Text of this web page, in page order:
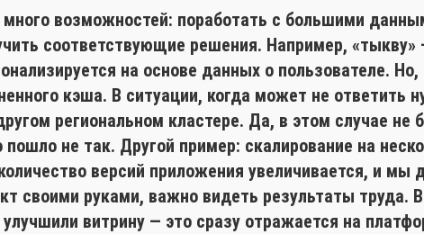
много возможностей: поработать с большими
соответствующие решения. Например,
на основе данных о пользователе.
кэша. В ситуации, когда может не ответить
региональном кластере. Да, в этом случае не
не так. Другой пример: скалирование на
версий приложения увеличивается, и мы
своими руками, важно видеть результаты
витрину — это сразу отражается на